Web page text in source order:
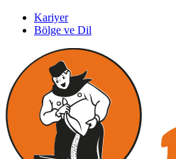
Kariyer
Bölge ve Dil